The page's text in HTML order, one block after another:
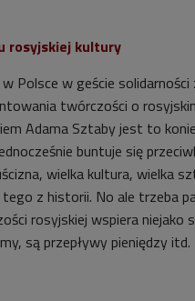
rosyjskiej kultury
Polsce w geście solidarności
twórczości o
Adama Sztaby jest to
buntuje się
wielka kultura, wielka
z historii. No ale trzeba
rosyjskiej wspiera niejako
są przepływy pieniędzy itd.